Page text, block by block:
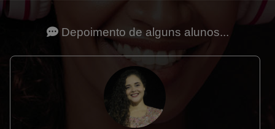
Depoimento de alguns alunos...